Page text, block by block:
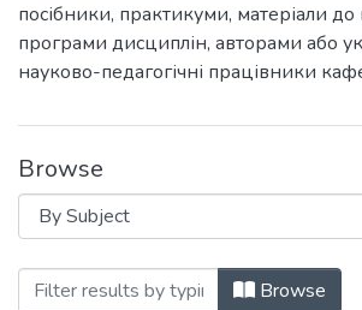
посібники, практикуми, матеріали до
програми дисциплін, авторами або
науково-педагогічні працівники
Browse
Browsing Навчально-
Browse